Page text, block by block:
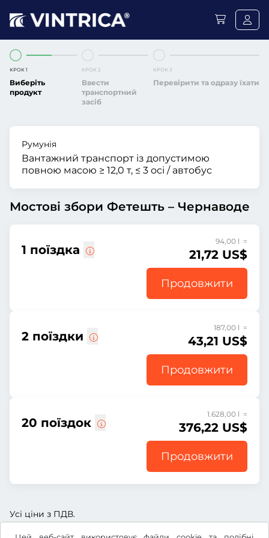
КРОК 1
Виберіть
продукт
КРОК 2
Ввести
транспортний
засіб
КРОК 3
Перевірити та одразу їхати
Румунія
Вантажний транспорт із допустимою
повною масою ≥ 12,0 т, ≤ 3 осі / автобус
Мостові збори Фетешть – Чернаводе
1 поїздка
94,00 l =
21,72 US$
Продовжити
2 поїздки
187,00 l =
43,21 US$
Продовжити
20 поїздок
1.628,00 l =
376,22 US$
Продовжити
Усі ціни з ПДВ.